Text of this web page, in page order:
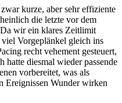
kurze, aber sehr effiziente
die letzte vor dem
wir ein klares Zeitlimit
Vorgeplänkel gleich ins
recht vehement gesteuert,
hatte diesmal wieder passende
vorbereitet, was als
Ereignissen Wunder wirken